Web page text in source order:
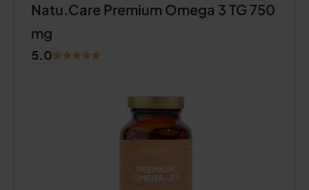
Natu.Care Premium Omega 3 TG 750
mg
5.0